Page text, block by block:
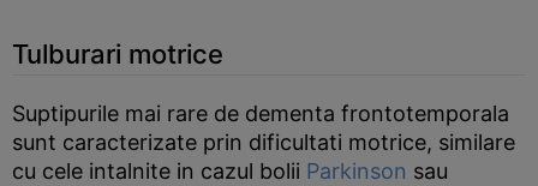
Tulburari motrice
Suptipurile mai rare de dementa frontotemporala
sunt caracterizate prin dificultati motrice, similare
cu cele intalnite in cazul bolii Parkinson sau